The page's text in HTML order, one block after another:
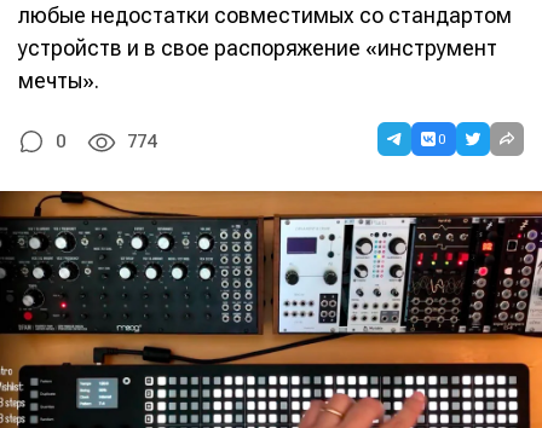
любые недостатки совместимых со стандартом
устройств и в свое распоряжение «инструмент
мечты».
0 774 0